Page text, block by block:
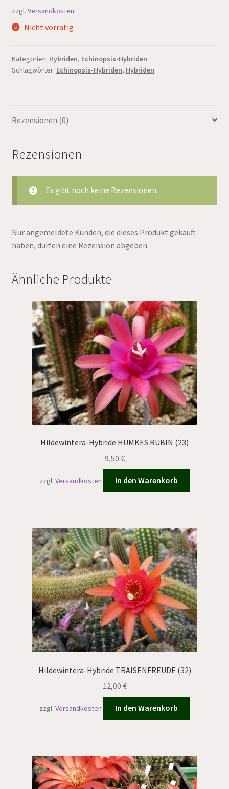
zzgl. Versandkosten
Nicht vorrätig
Kategorien: Hybriden, Echinopsis-Hybriden
Schlagwörter: Echinopsis-Hybriden, Hybriden
Rezensionen (0)
Rezensionen
Es gibt noch keine Rezensionen.
Nur angemeldete Kunden, die dieses Produkt gekauft
haben, dürfen eine Rezension abgeben.
Ähnliche Produkte
Hildewintera-Hybride HUMKES RUBIN (23)
9,50 €
zzgl.Versandkosten In den Warenkorb
Hildewintera-Hybride TRAISENFREUDE (32)
12,00 €
zzgl.Versandkosten In den Warenkorb